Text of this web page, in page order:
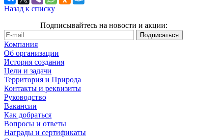
Назад к списку
Подписывайтесь на новости и акции:
Компания
Об организации
История создания
Цели и задачи
Территория и Природа
Контакты и реквизиты
Руководство
Вакансии
Как добраться
Вопросы и ответы
Награды и сертификаты